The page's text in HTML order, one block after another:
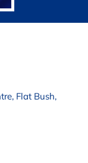
Flat Bush,